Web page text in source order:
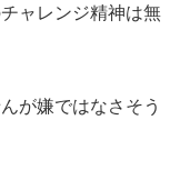
ャレンジ精神は無
が嫌ではなさそう